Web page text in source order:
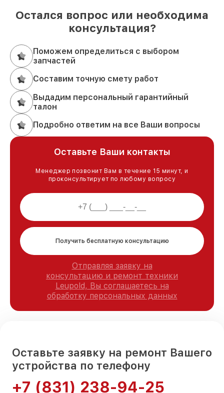
Остался вопрос или необходима
консультация?
Поможем определиться с выбором
запчастей
Составим точную смету работ
Выдадим персональный гарантийный
талон
Подробно ответим на все Ваши вопросы
Оставьте Ваши контакты
Менеджер позвонит Вам в течение 15 минут, и
проконсультирует по любому вопросу
Получить бесплатную консультацию
Отправляя заявку на
консультацию и ремонт техники
Leupold, Вы соглашаетесь на
обработку персональных данных
Оставьте заявку на ремонт Вашего
устройства по телефону
+7 (831) 238-94-25